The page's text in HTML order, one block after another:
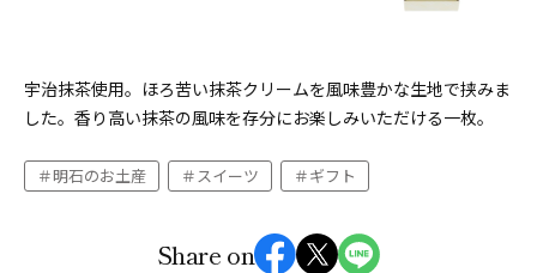
宇治抹茶使用。ほろ苦い抹茶クリームを風味豊かな生地で挟みま
した。香り高い抹茶の風味を存分にお楽しみいただける一枚。
明石のお土産 スイーツ ギフト
Share on